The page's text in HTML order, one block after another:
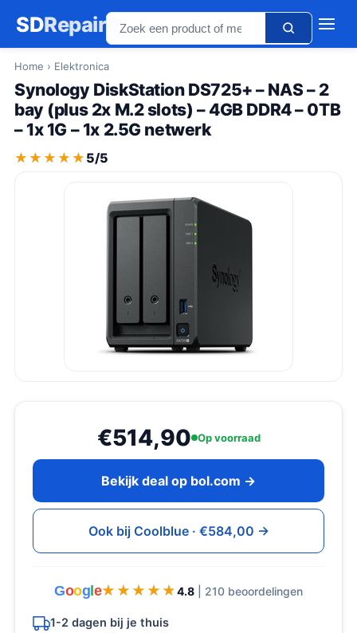
SDRepair
Home › Elektronica
Synology DiskStation DS725+ – NAS – 2
bay (plus 2x M.2 slots) – 4GB DDR4 – 0TB
– 1x 1G – 1x 2.5G netwerk
★★★★★
★★★★★ 5/5
€514,90 Op voorraad
Bekijk deal op bol.com →
Ook bij Coolblue · €584,00 →
Goog e★★★★★
★★★★★ 4.8 | 210 beoordelingen
1-2 dagen bij je thuis